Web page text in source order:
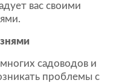
вас своими
садоводов и
проблемы с